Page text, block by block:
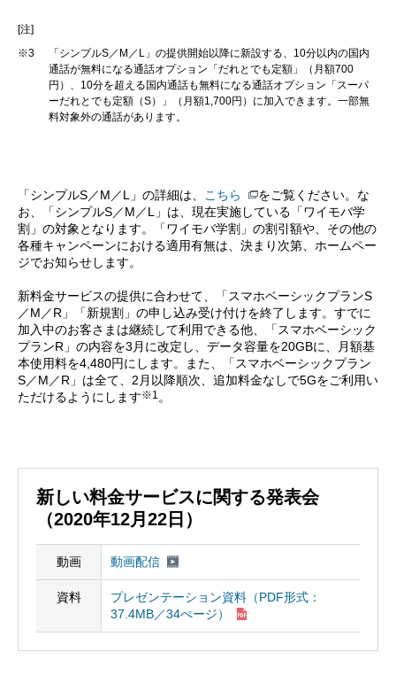
[注]
※3
「シンプルS／M／L」の提供開始以降に新設する、10分以内の国内
通話が無料になる通話オプション「だれとでも定額」（月額700
円）、10分を超える国内通話も無料になる通話オプション「スーパ
ーだれとでも定額（S）」（月額1,700円）に加入できます。一部無
料対象外の通話があります。
「シンプルS／M／L」の詳細は、 こちら
をご覧ください。な
お、「シンプルS／M／L」は、現在実施している「ワイモバ学
割」の対象となります。「ワイモバ学割」の割引額や、その他の
各種キャンペーンにおける適用有無は、決まり次第、ホームペー
ジでお知らせします。
新料金サービスの提供に合わせて、「スマホベーシックプランS
／M／R」「新規割」の申し込み受け付けを終了します。すでに
加入中のお客さまは継続して利用できる他、「スマホベーシック
プランR」の内容を3月に改定し、データ容量を20GBに、月額基
本使用料を4,480円にします。また、「スマホベーシックプラン
S／M／R」は全て、2月以降順次、追加料金なしで5Gをご利用い
ただけるようにします※1 。
新しい料金サービスに関する発表会
（2020年12月22日）
動画 動画配信
資料
プレゼンテーション資料（PDF形式：
37.4MB／34ぺージ）